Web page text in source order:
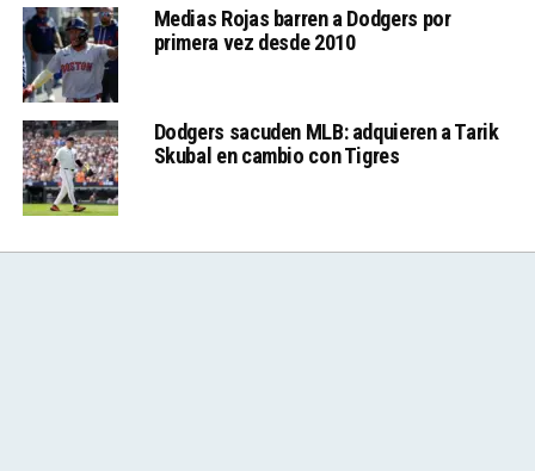
Medias Rojas barren a Dodgers por
primera vez desde 2010
Dodgers sacuden MLB: adquieren a Tarik
Skubal en cambio con Tigres